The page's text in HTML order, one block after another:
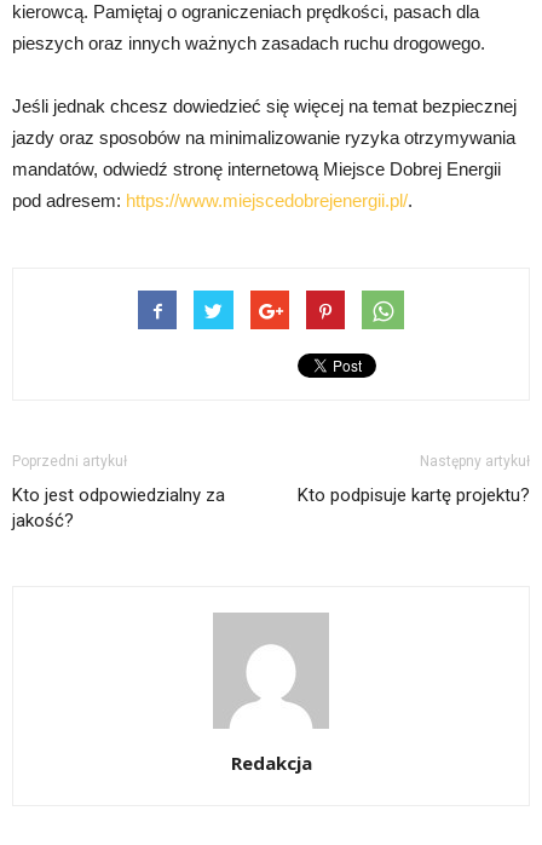
kierowcą. Pamiętaj o ograniczeniach prędkości, pasach dla
pieszych oraz innych ważnych zasadach ruchu drogowego.
Jeśli jednak chcesz dowiedzieć się więcej na temat bezpiecznej
jazdy oraz sposobów na minimalizowanie ryzyka otrzymywania
mandatów, odwiedź stronę internetową Miejsce Dobrej Energii
pod adresem: https://www.miejscedobrejenergii.pl/.
Poprzedni artykuł
Kto jest odpowiedzialny za
jakość?
Następny artykuł
Kto podpisuje kartę projektu?
Redakcja